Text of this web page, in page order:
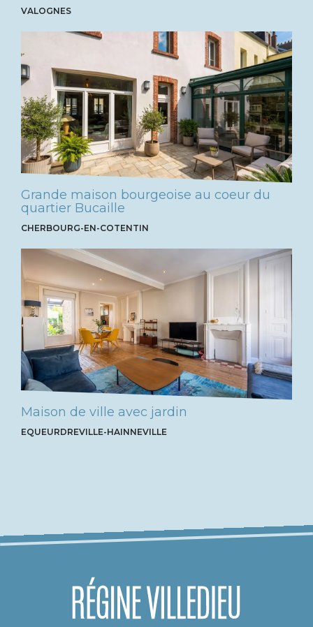
VALOGNES
Grande maison bourgeoise au coeur du
quartier Bucaille
CHERBOURG-EN-COTENTIN
Maison de ville avec jardin
EQUEURDREVILLE-HAINNEVILLE